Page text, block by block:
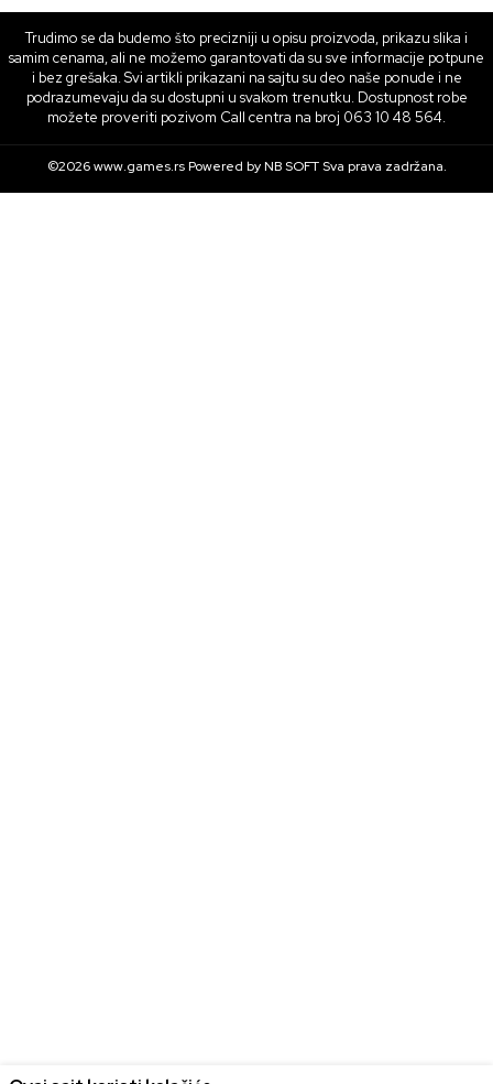
Trudimo se da budemo što precizniji u opisu proizvoda, prikazu slika i
samim cenama, ali ne možemo garantovati da su sve informacije potpune
i bez grešaka. Svi artikli prikazani na sajtu su deo naše ponude i ne
podrazumevaju da su dostupni u svakom trenutku. Dostupnost robe
možete proveriti pozivom Call centra na broj 063 10 48 564.
©2026www.games.rs Powered byNB SOFTSva prava zadržana.